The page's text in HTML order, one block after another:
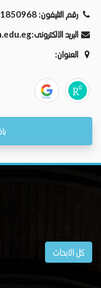
رقم التليفون:
البريد الالكترونى:
العنوان:
كل الابحاث